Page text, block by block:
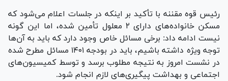
رئیس قوه مقننه با تأکید بر اینکه در جلسات اعلام می‌شود که
مسکن خانواده‌های دارای ۲ معلول تأمین شده، اما این گونه
نیست ادامه داد: برخی مسائل خاص وجود دارد که باید به آن‌ها
توجه ویژه داشته باشیم، باید در بودجه ۱۴۰۱ مسائل مطرح شده
در نشست امروز به نتیجه مطلوب برسد و توسط کمیسیون‌های
اجتماعی و بهداشت پیگیری‌های لازم انجام شود.